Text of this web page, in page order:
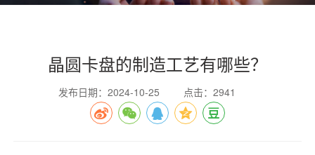
晶圆卡盘的制造工艺有哪些？
发布日期：2024-10-25 点击：2941